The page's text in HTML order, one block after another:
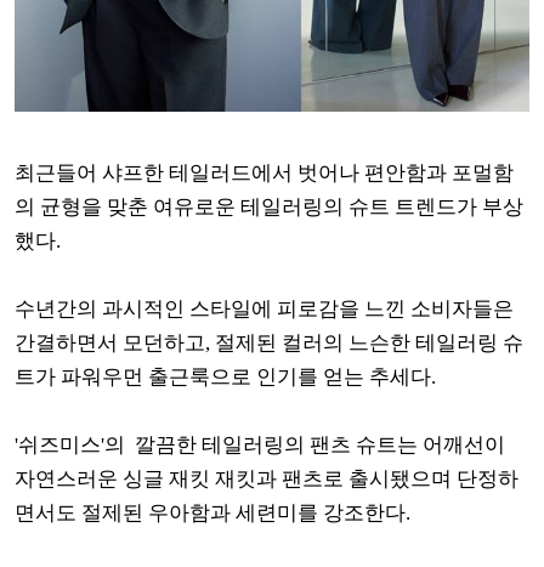
최근들어 샤프한 테일러드에서 벗어나 편안함과 포멀함
의 균형을 맞춘 여유로운 테일러링의 슈트 트렌드가 부상
했다.
수년간의 과시적인 스타일에 피로감을 느낀 소비자들은
간결하면서 모던하고, 절제된 컬러의 느슨한 테일러링 슈
트가 파워우먼 출근룩으로 인기를 얻는 추세다.
'쉬즈미스'의 깔끔한 테일러링의 팬츠 슈트는 어깨선이
자연스러운 싱글 재킷 재킷과 팬츠로 출시됐으며 단정하
면서도 절제된 우아함과 세련미를 강조한다.